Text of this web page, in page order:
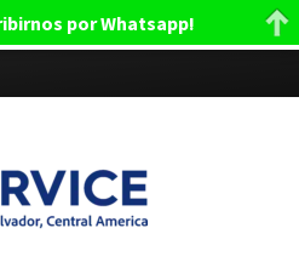
por Whatsapp!